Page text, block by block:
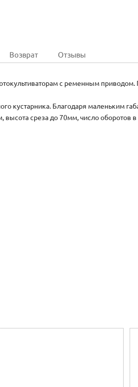
Возврат Отзывы
с ременным
кустарника. Благодаря маленьким
среза до 70мм, число оборотов